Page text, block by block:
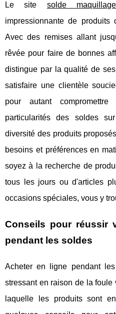
Le site solde maquillage
impressionnante de
Avec des remises allant
rêvée pour faire de bonnes
distingue par la qualité de
satisfaire une clientèle
pour autant
particularités des soldes
diversité des produits
besoins et préférences en
soyez à la recherche de
tous les jours ou d'articles
occasions spéciales, vous y
Conseils pour réussir
pendant les soldes
Acheter en ligne pendant
stressant en raison de la
laquelle les produits sont